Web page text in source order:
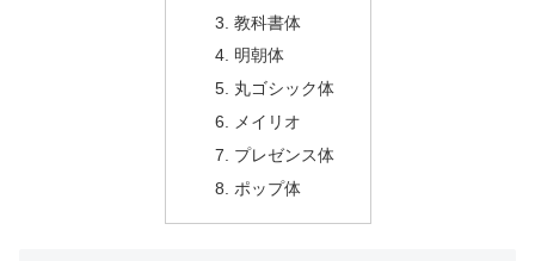
教科書体
明朝体
丸ゴシック体
メイリオ
プレゼンス体
ポップ体